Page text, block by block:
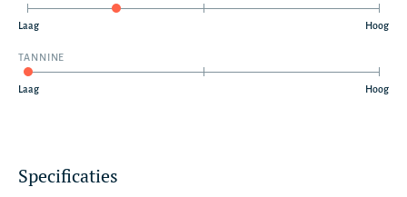
Laag Hoog
TANNINE
Laag Hoog
Specificaties